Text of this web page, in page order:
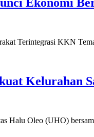
Terintegrasi KKN
Kelurahan
Halu Oleo (UHO)